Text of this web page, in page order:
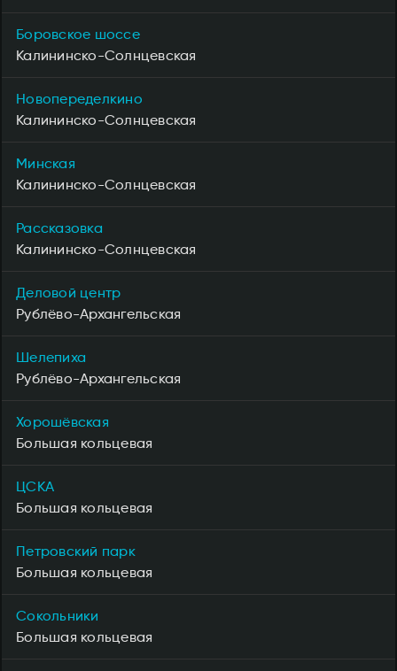
Боровское шоссе
Калининско-Солнцевская
Новопеределкино
Калининско-Солнцевская
Минская
Калининско-Солнцевская
Рассказовка
Калининско-Солнцевская
Деловой центр
Рублёво-Архангельская
Шелепиха
Рублёво-Архангельская
Хорошёвская
Большая кольцевая
ЦСКА
Большая кольцевая
Петровский парк
Большая кольцевая
Сокольники
Большая кольцевая